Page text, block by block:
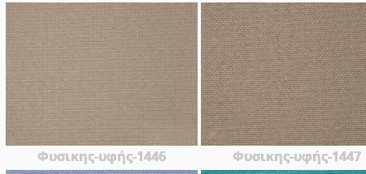
Φυσικης-υφής-1446 Φυσικης-υφής-1447